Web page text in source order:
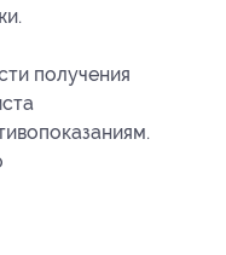
получения